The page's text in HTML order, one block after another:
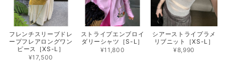
フレンチスリーブドレ
ープフレアロングワン
ピース［XS-L］
¥17,500
ストライプエンブロイ
ダリーシャツ［S-L］
¥11,800
シアーストライプラメ
リブニット［XS-L］
¥8,990